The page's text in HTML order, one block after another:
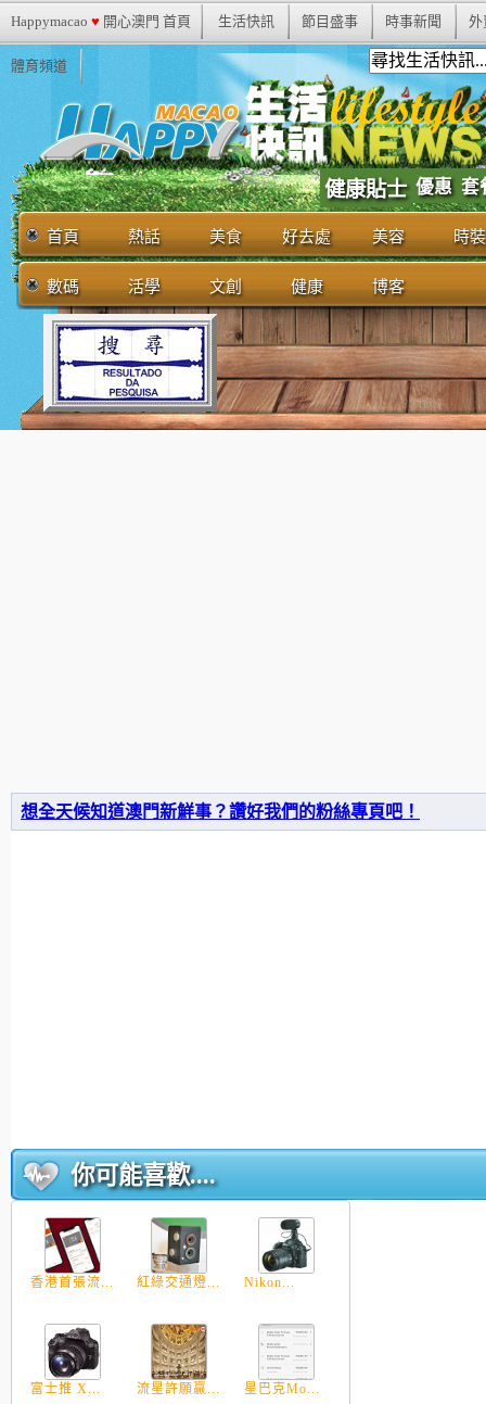
Happymacao ♥ 開心澳門 首頁 生活快訊 節目盛事 時事新聞 外
體育頻道
健康貼士 優惠 套
首頁 熱話 美食 好去處 美容 時裝
數碼 活學 文創 健康 博客
想全天候知道澳門新鮮事？讚好我們的粉絲專頁吧！
你可能喜歡....
香港首張流... 紅綠交通燈... Nikon...
富士推 X... 流星許願贏... 星巴克Mo...